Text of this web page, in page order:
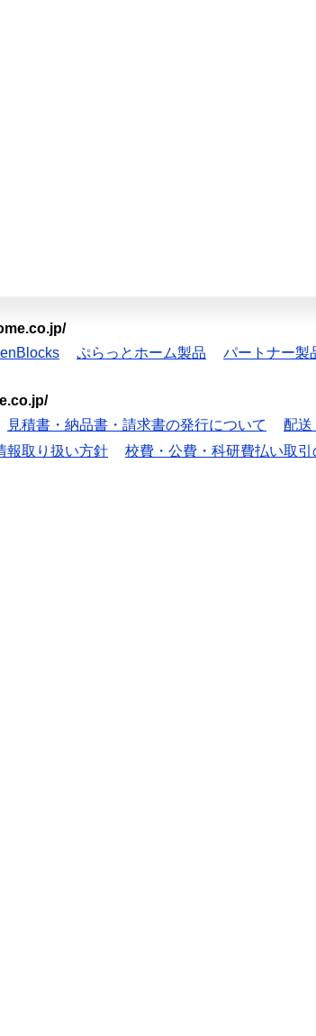
ぷらっとホーム製品 パートナー製
見積書・納品書・請求書の発行について 配送
報取り扱い方針 校費・公費・科研費払い取引